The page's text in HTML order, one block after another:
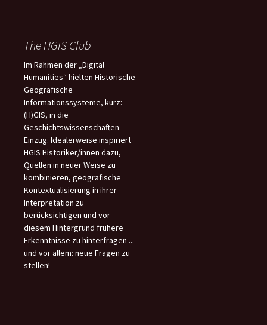
The HGIS Club
Im Rahmen der „Digital
Humanities“ hielten Historische
Geografische
Informationssysteme, kurz:
(H)GIS, in die
Geschichtswissenschaften
Einzug. Idealerweise inspiriert
HGIS Historiker/innen dazu,
Quellen in neuer Weise zu
kombinieren, geografische
Kontextualisierung in ihrer
Interpretation zu
berücksichtigen und vor
diesem Hintergrund frühere
Erkenntnisse zu hinterfragen ...
und vor allem: neue Fragen zu
stellen!